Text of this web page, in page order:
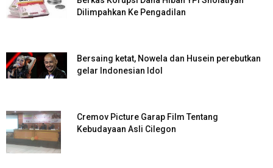
Dilimpahkan Ke Pengadilan
Bersaing ketat, Nowela dan Husein perebutkan
gelar Indonesian Idol
Cremov Picture Garap Film Tentang
Kebudayaan Asli Cilegon